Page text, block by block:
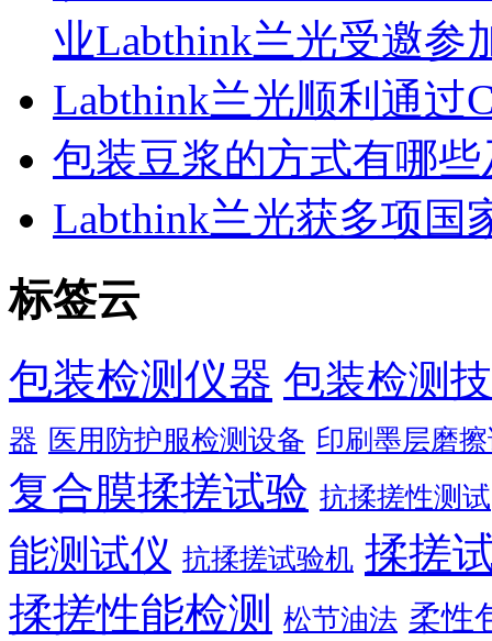
业Labthink兰光受邀参
Labthink兰光顺利通过
包装豆浆的方式有哪
Labthink兰光获多项国
标签云
包装检测仪器 包装检测
器 医用防护服检测设备 印刷墨层磨
复合膜揉搓试验 抗揉搓性测试
能测试仪 抗揉搓试验机 揉搓
揉搓性能检测
松节油法 柔性